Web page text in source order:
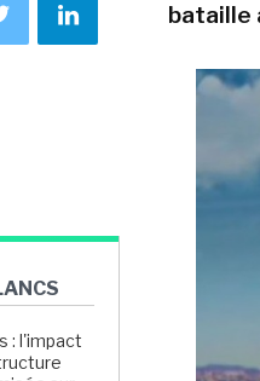
: l'impact
bataille